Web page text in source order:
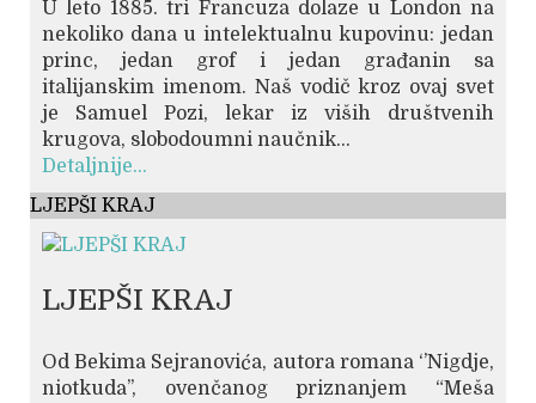
U leto 1885. tri Francuza dolaze u London na
nekoliko dana u intelektualnu kupovinu: jedan
princ, jedan grof i jedan građanin sa
italijanskim imenom. Naš vodič kroz ovaj svet
je Samuel Pozi, lekar iz viših društvenih
krugova, slobodoumni naučnik...
Detaljnije...
LJEPŠI KRAJ
LJEPŠI KRAJ
Od Bekima Sejranovića, autora romana ‘’Nigdje,
niotkuda’’, ovenčanog priznanjem “Meša